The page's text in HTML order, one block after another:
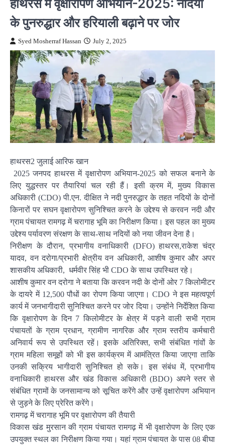
के पुनरुद्धार और हरियाली बढ़ाने पर जोर
Syed Mosherraf Hassan July 2, 2025
हाथरस2 जुलाई आरिफ खान
2025 जनपद हाथरस में वृक्षारोपण अभियान-2025 को सफल बनाने के
लिए युद्धस्तर पर तैयारियां चल रही हैं। इसी क्रम में, मुख्य विकास
अधिकारी (CDO) पी.एन. दीक्षित ने नदी पुनरुद्धार के तहत नदियों के दोनों
किनारों पर सघन वृक्षारोपण सुनिश्चित करने के उद्देश्य से करवन नदी और
ग्राम पंचायत रामगढ़ में चरागाह भूमि का निरीक्षण किया। इस पहल का मुख्य
उद्देश्य पर्यावरण संरक्षण के साथ-साथ नदियों को नया जीवन देना है।
निरीक्षण के दौरान, प्रभागीय वनाधिकारी (DFO) हाथरस,राकेश चंद्र
यादव, वन दरोगा/प्रभारी क्षेत्रीय वन अधिकारी, आशीष कुमार और अपर
शासकीय अधिकारी, धर्मवीर सिंह भी CDO के साथ उपस्थित रहे।
आशीष कुमार वन दरोगा ने बताया कि करवन नदी के दोनों ओर 7 किलोमीटर
के दायरे में 12,500 पौधों का रोपण किया जाएगा। CDO ने इस महत्वपूर्ण
कार्य में जनभागीदारी सुनिश्चित करने पर जोर दिया। उन्होंने निर्देशित किया
कि वृक्षारोपण के दिन 7 किलोमीटर के क्षेत्र में पड़ने वाली सभी ग्राम
पंचायतों के ग्राम प्रधान, ग्रामीण नागरिक और ग्राम स्तरीय कर्मचारी
अनिवार्य रूप से उपस्थित रहें। इसके अतिरिक्त, सभी संबंधित गांवों के
ग्राम महिला समूहों को भी इस कार्यक्रम में आमंत्रित किया जाएगा ताकि
उनकी सक्रिय भागीदारी सुनिश्चित हो सके। इस संबंध में, प्रभागीय
वनाधिकारी हाथरस और खंड विकास अधिकारी (BDO) अपने स्तर से
संबंधित ग्रामों के जनसामान्य को सूचित करेंगे और उन्हें वृक्षारोपण अभियान
से जुड़ने के लिए प्रेरित करेंगे।
रामगढ़ में चरागाह भूमि पर वृक्षारोपण की तैयारी
विकास खंड मुरसान की ग्राम पंचायत रामगढ़ में भी वृक्षारोपण के लिए एक
उपयुक्त स्थल का निरीक्षण किया गया। यहां ग्राम पंचायत के पास 08 बीघा